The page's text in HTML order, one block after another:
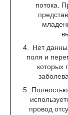
потока.
Нет
поля и
которых
провод